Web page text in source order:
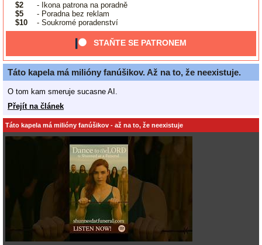
$2
- Ikona patrona na poradně
$5
- Poradna bez reklam
$10
- Soukromé poradenství
STAŇTE SE PATRONEM
Táto kapela má milióny fanúšikov. Až na to, že neexistuje.
O tom kam smeruje sucasne AI.
Přejít na článek
Táto kapela má milióny fanúšikov - až na to, že neexistuje